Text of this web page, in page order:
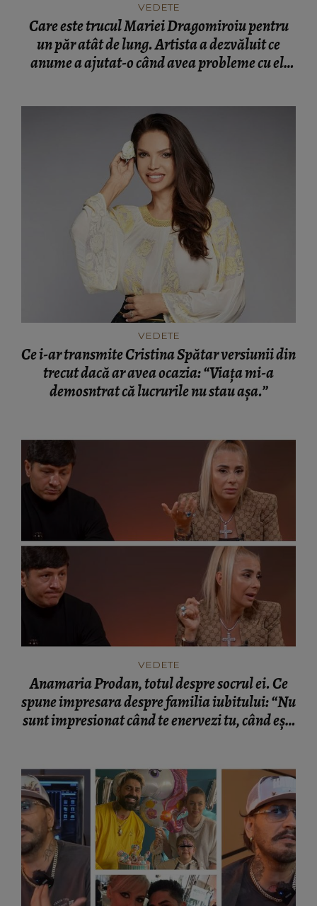
VEDETE
Care este trucul Mariei Dragomiroiu pentru
un păr atât de lung. Artista a dezvăluit ce
anume a ajutat-o când avea probleme cu el:
VEDETE
Ce i-ar transmite Cristina Spătar versiunii din
trecut dacă ar avea ocazia: “Viața mi-a
demosntrat că lucrurile nu stau așa.”
VEDETE
Anamaria Prodan, totul despre socrul ei. Ce
spune impresara despre familia iubitului: “Nu
sunt impresionat când te enervezi tu, când ești